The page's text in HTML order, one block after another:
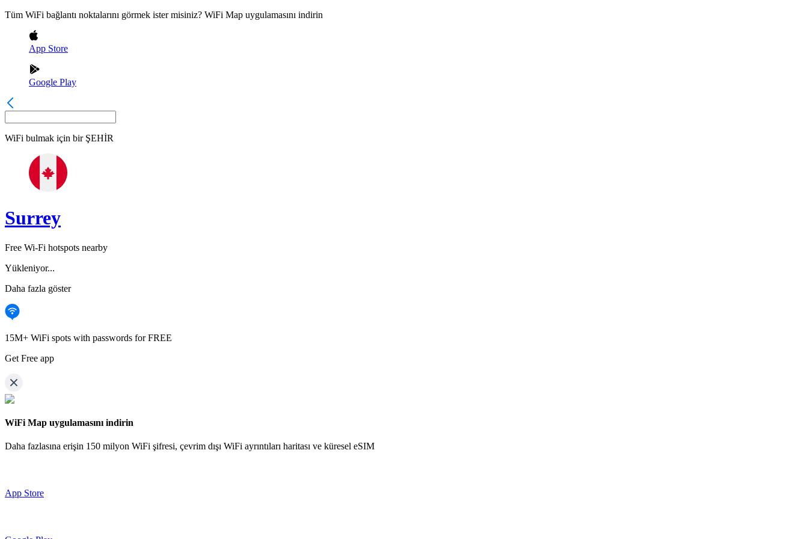
Tüm WiFi bağlantı noktalarını görmek ister misiniz? WiFi Map uygulamasını indirin
App Store
Google Play
WiFi bulmak için bir ŞEHİR
Surrey
Free Wi-Fi hotspots nearby
Yükleniyor...
Daha fazla göster
15M+ WiFi spots with passwords for FREE
Get Free app
WiFi Map uygulamasını indirin
Daha fazlasına erişin 150 milyon WiFi şifresi, çevrim dışı WiFi ayrıntıları haritası ve küresel eSIM
App Store